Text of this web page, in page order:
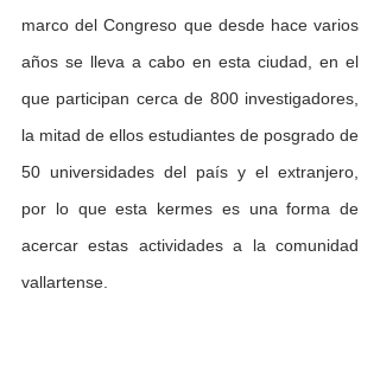
marco del Congreso que desde hace varios
años se lleva a cabo en esta ciudad, en el
que participan cerca de 800 investigadores,
la mitad de ellos estudiantes de posgrado de
50 universidades del país y el extranjero,
por lo que esta kermes es una forma de
acercar estas actividades a la comunidad
vallartense.